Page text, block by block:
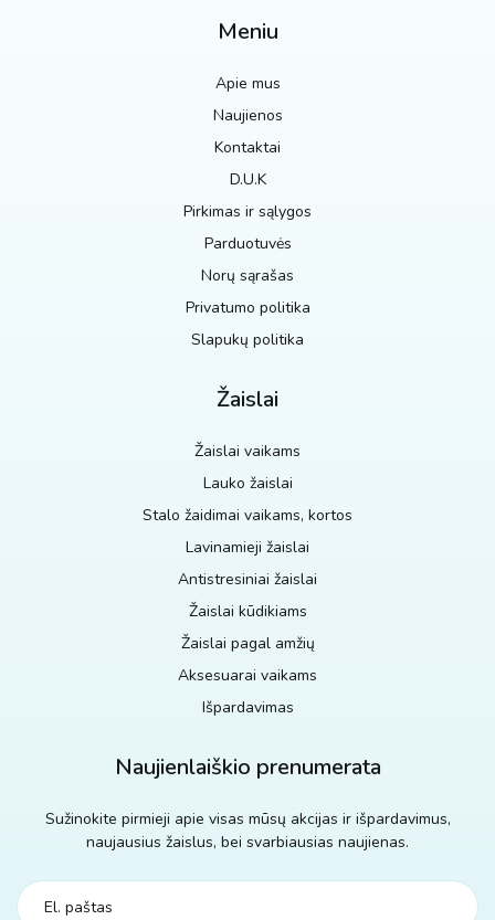
Meniu
Apie mus
Naujienos
Kontaktai
D.U.K
Pirkimas ir sąlygos
Parduotuvės
Norų sąrašas
Privatumo politika
Slapukų politika
Žaislai
Žaislai vaikams
Lauko žaislai
Stalo žaidimai vaikams, kortos
Lavinamieji žaislai
Antistresiniai žaislai
Žaislai kūdikiams
Žaislai pagal amžių
Aksesuarai vaikams
Išpardavimas
Naujienlaiškio prenumerata
Sužinokite pirmieji apie visas mūsų akcijas ir išpardavimus,
naujausius žaislus, bei svarbiausias naujienas.